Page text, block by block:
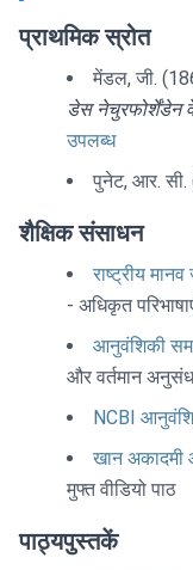
प्राथमिक स्रोत
मेंडल, जी.
डेस नेचुरफोर्शेंडेन
उपलब्ध
पुनेट, आर. सी.
शैक्षिक संसाधन
राष्ट्रीय
- अधिकृत
आनुवंशिकी
और वर्तमान
NCBI
खान अकादमी
मुफ्त वीडियो पाठ
पाठ्यपुस्तकें